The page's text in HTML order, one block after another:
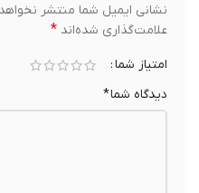
نشانی ایمیل شما منتشر نخواهد شد.
علامت‌گذاری شده‌اند*
امتیاز شما
دیدگاه شما*